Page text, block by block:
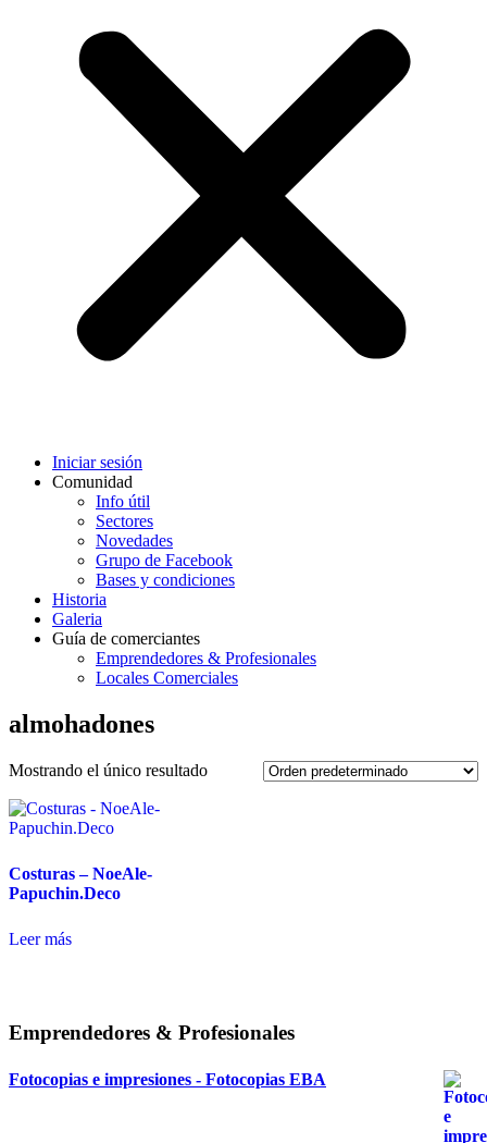
Iniciar sesión
Comunidad
Info útil
Sectores
Novedades
Grupo de Facebook
Bases y condiciones
Historia
Galeria
Guía de comerciantes
Emprendedores & Profesionales
Locales Comerciales
almohadones
Mostrando el único resultado
Costuras – NoeAle-
Papuchin.Deco
Leer más
Emprendedores & Profesionales
Fotocopias e impresiones - Fotocopias EBA